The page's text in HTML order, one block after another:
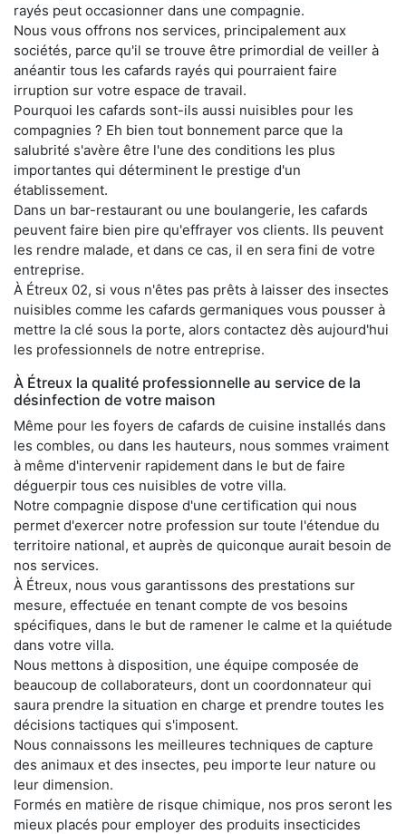
rayés peut occasionner dans une compagnie.
Nous vous offrons nos services, principalement aux
sociétés, parce qu'il se trouve être primordial de veiller à
anéantir tous les cafards rayés qui pourraient faire
irruption sur votre espace de travail.
Pourquoi les cafards sont-ils aussi nuisibles pour les
compagnies ? Eh bien tout bonnement parce que la
salubrité s'avère être l'une des conditions les plus
importantes qui déterminent le prestige d'un
établissement.
Dans un bar-restaurant ou une boulangerie, les cafards
peuvent faire bien pire qu'effrayer vos clients. Ils peuvent
les rendre malade, et dans ce cas, il en sera fini de votre
entreprise.
À Étreux 02, si vous n'êtes pas prêts à laisser des insectes
nuisibles comme les cafards germaniques vous pousser à
mettre la clé sous la porte, alors contactez dès aujourd'hui
les professionnels de notre entreprise.
À Étreux la qualité professionnelle au service de la
désinfection de votre maison
Même pour les foyers de cafards de cuisine installés dans
les combles, ou dans les hauteurs, nous sommes vraiment
à même d'intervenir rapidement dans le but de faire
déguerpir tous ces nuisibles de votre villa.
Notre compagnie dispose d'une certification qui nous
permet d'exercer notre profession sur toute l'étendue du
territoire national, et auprès de quiconque aurait besoin de
nos services.
À Étreux, nous vous garantissons des prestations sur
mesure, effectuée en tenant compte de vos besoins
spécifiques, dans le but de ramener le calme et la quiétude
dans votre villa.
Nous mettons à disposition, une équipe composée de
beaucoup de collaborateurs, dont un coordonnateur qui
saura prendre la situation en charge et prendre toutes les
décisions tactiques qui s'imposent.
Nous connaissons les meilleures techniques de capture
des animaux et des insectes, peu importe leur nature ou
leur dimension.
Formés en matière de risque chimique, nos pros seront les
mieux placés pour employer des produits insecticides